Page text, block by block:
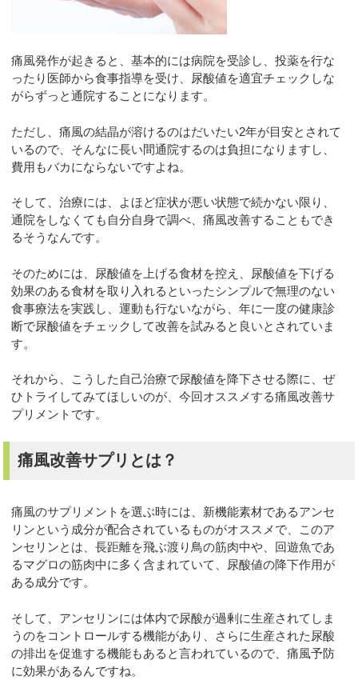
痛風発作が起きると、基本的には病院を受診し、投薬を行な
ったり医師から食事指導を受け、尿酸値を適宜チェックしな
がらずっと通院することになります。
ただし、痛風の結晶が溶けるのはだいたい2年が目安とされて
いるので、そんなに長い間通院するのは負担になりますし、
費用もバカにならないですよね。
そして、治療には、よほど症状が悪い状態で続かない限り、
通院をしなくても自分自身で調べ、痛風改善することもでき
るそうなんです。
そのためには、尿酸値を上げる食材を控え、尿酸値を下げる
効果のある食材を取り入れるといったシンプルで無理のない
食事療法を実践し、運動も行ないながら、年に一度の健康診
断で尿酸値をチェックして改善を試みると良いとされていま
す。
それから、こうした自己治療で尿酸値を降下させる際に、ぜ
ひトライしてみてほしいのが、今回オススメする痛風改善サ
プリメントです。
痛風改善サプリとは？
痛風のサプリメントを選ぶ時には、新機能素材であるアンセ
リンという成分が配合されているものがオススメで、このア
ンセリンとは、長距離を飛ぶ渡り鳥の筋肉中や、回遊魚であ
るマグロの筋肉中に多く含まれていて、尿酸値の降下作用が
ある成分です。
そして、アンセリンには体内で尿酸が過剰に生産されてしま
うのをコントロールする機能があり、さらに生産された尿酸
の排出を促進する機能もあると言われているので、痛風予防
に効果があるんですね。